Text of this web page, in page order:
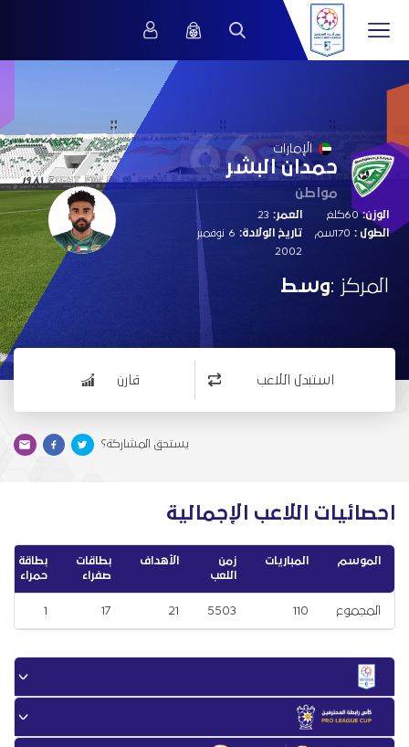
66 الإمارات
حمدان البشر
مواطن
الوزن:60كلغ
الطول :
العمر:
تاريخ الولادة:
6 نوفمبر
2002
المركز :وسط
استبدل اللاعب قارن
يستحق المشاركة؟
احصائيات اللاعب الإجمالية
الموسم المباريات
زمن
اللعب
الأهداف
بطاقات
صفراء
بطاقة
حمراء
المجموع 110
5503
21
17
1